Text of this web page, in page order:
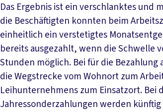
Das Ergebnis ist ein verschlanktes und
die Beschäftigten konnten beim
einheitlich ein verstetigtes
bereits ausgezahlt, wenn die Schwelle
Stunden möglich. Bei für die
die Wegstrecke vom Wohnort zum
Leihunternehmens zum Einsatzort. Bei
Jahressonderzahlungen werden